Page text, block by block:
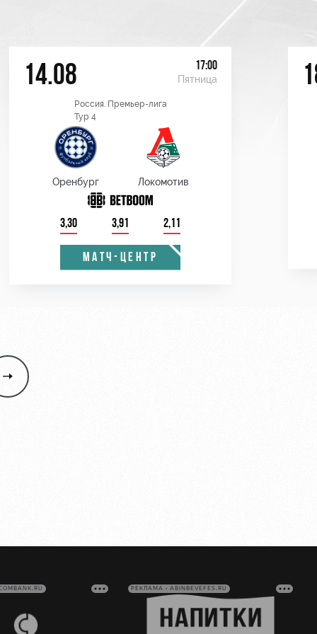
14.08 17:00
Пятница
Россия. Премьер-лига
Тур 4
Оренбург Локомотив
3,30 3,91 2,11
МАТЧ-ЦЕНТР
РЕКЛАМА • ABINBEVEFES.RU